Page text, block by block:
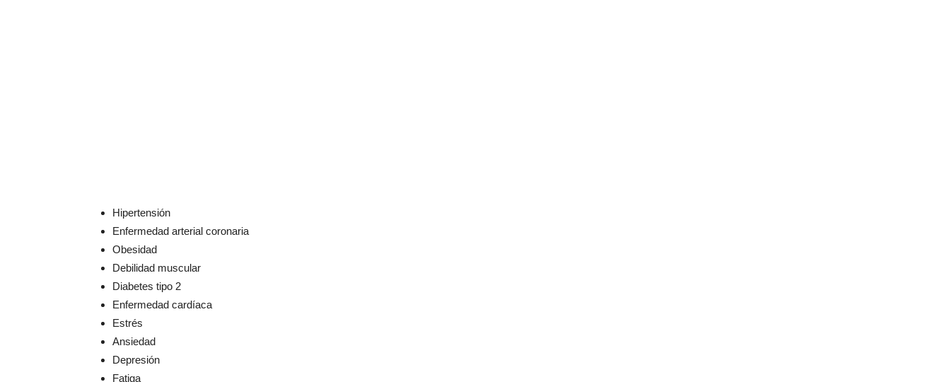
Hipertensión
Enfermedad arterial coronaria
Obesidad
Debilidad muscular
Diabetes tipo 2
Enfermedad cardíaca
Estrés
Ansiedad
Depresión
Fatiga